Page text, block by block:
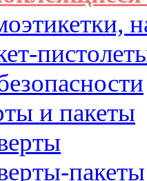
и пакеты
пакеты